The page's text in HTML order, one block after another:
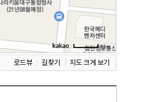
로드뷰 길찾기 지도 크게 보기